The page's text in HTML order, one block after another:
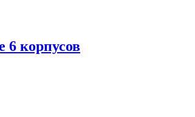
6 корпусов